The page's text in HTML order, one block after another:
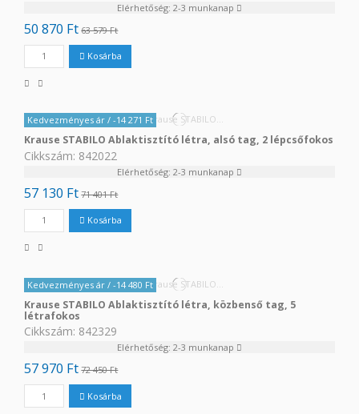
Elérhetőség: 2-3 munkanap
50 870 Ft 63 579 Ft
Kosárba
Kedvezményes ár/ -14 271 Ft
Krause STABILO Ablaktisztító létra, alsó tag, 2 lépcsőfokos
Cikkszám: 842022
Elérhetőség: 2-3 munkanap
57 130 Ft 71 401 Ft
Kosárba
Kedvezményes ár/ -14 480 Ft
Krause STABILO Ablaktisztító létra, közbenső tag, 5
létrafokos
Cikkszám: 842329
Elérhetőség: 2-3 munkanap
57 970 Ft 72 450 Ft
Kosárba